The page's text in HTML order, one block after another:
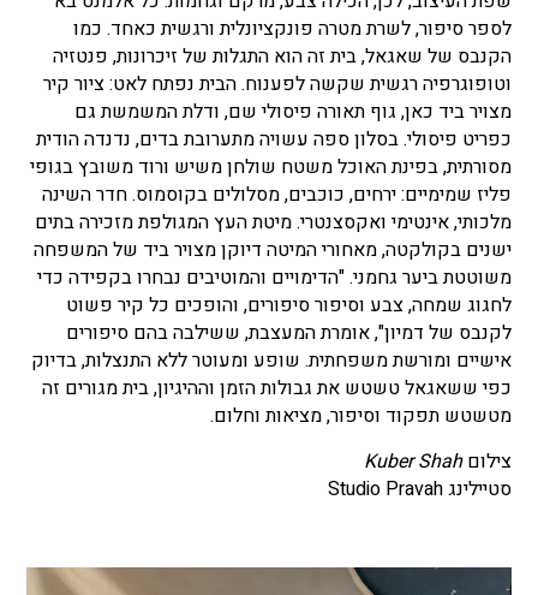
לספר סיפור, לשרת מטרה פונקציונלית ורגשית כאחד. כמו
הקנבס של שאגאל, בית זה הוא התגלות של זיכרונות, פנטזיה
וטופוגרפיה רגשית שקשה לפענוח. הבית נפתח לאט: ציור קיר
מצויר ביד כאן, גוף תאורה פיסולי שם, ודלת המשמשת גם
כפריט פיסולי. בסלון ספה עשויה מתערובת בדים, נדנדה הודית
מסורתית, בפינת האוכל משטח שולחן משיש ורוד משובץ בגופי
פליז שמימיים: ירחים, כוכבים, מסלולים בקוסמוס.חדר השינה
מלכותי, אינטימי ואקסצנטרי. מיטת העץ המגולפת מזכירה בתים
ישנים בקולקטה, מאחורי המיטה דיוקן מצויר ביד של המשפחה
משוטטת ביער גחמני. "הדימויים והמוטיבים נבחרו בקפידה כדי
לחגוג שמחה, צבע וסיפור סיפורים, והופכים כל קיר פשוט
לקנבס של דמיון", אומרת המעצבת, ששילבה בהם סיפורים
אישיים ומורשת משפחתית. שופע ומעוטר ללא התנצלות, בדיוק
כפי ששאגאל טשטש את גבולות הזמן וההיגיון, בית מגורים זה
מטשטש תפקוד וסיפור, מציאות וחלום.
צילוםKuber Shah
סטיילינג Studio Pravah